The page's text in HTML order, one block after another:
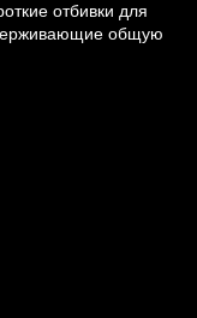
отбивки для
общую